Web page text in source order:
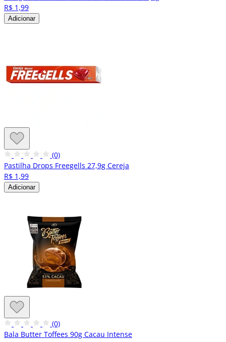
R$ 1,99
Adicionar
(0)
Pastilha Drops Freegells 27,9g Cereja
R$ 1,99
Adicionar
(0)
Bala Butter Toffees 90g Cacau Intense